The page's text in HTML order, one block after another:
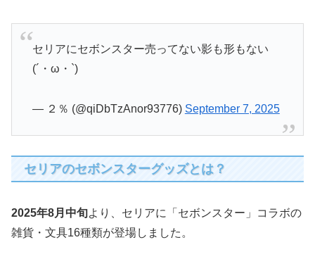
セリアにセボンスター売ってない影も形もない
(´・ω・`)
— ２％ (@qiDbTzAnor93776) September 7, 2025
セリアのセボンスターグッズとは？
2025年8月中旬より、セリアに「セボンスター」コラボの
雑貨・文具16種類が登場しました。